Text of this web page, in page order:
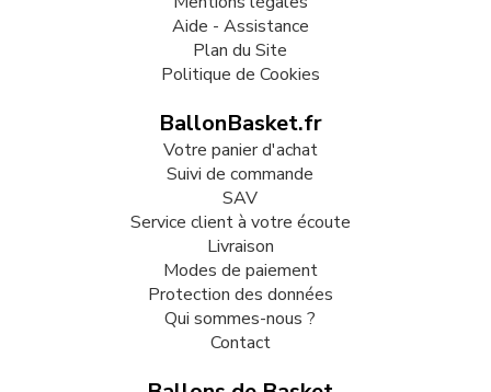
Aide - Assistance
Plan du Site
Politique de Cookies
BallonBasket.fr
Votre panier d'achat
Suivi de commande
SAV
Service client à votre écoute
Livraison
Modes de paiement
Protection des données
Qui sommes-nous ?
Contact